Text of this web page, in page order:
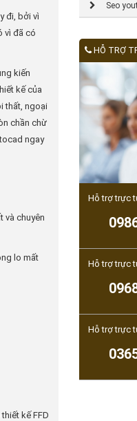
đi, bởi vì
vì đã có
kiến
kế của
thất, ngoại
chần chừ
ngay
và chuyên
lo mất
kế FFD
Seo
HỖ TRỢ
Hỗ trợ trực
Hỗ trợ trực
Hỗ trợ trực